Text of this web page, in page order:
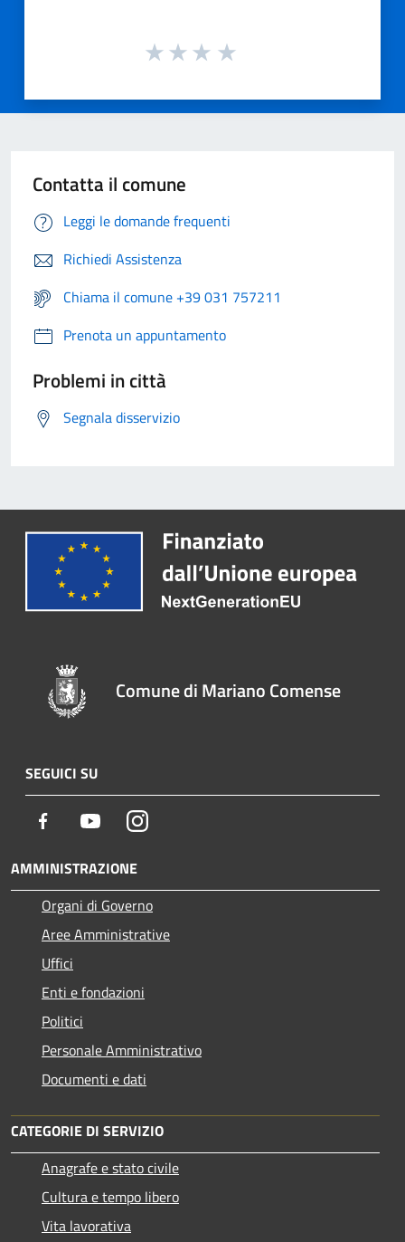
Contatta il comune
Leggi le domande frequenti
Richiedi Assistenza
Chiama il comune +39 031 757211
Prenota un appuntamento
Problemi in città
Segnala disservizio
Comune di Mariano Comense
SEGUICI SU
Facebook YoutubeInstagram
AMMINISTRAZIONE
Organi di Governo
Aree Amministrative
Uffici
Enti e fondazioni
Politici
Personale Amministrativo
Documenti e dati
CATEGORIE DI SERVIZIO
Anagrafe e stato civile
Cultura e tempo libero
Vita lavorativa